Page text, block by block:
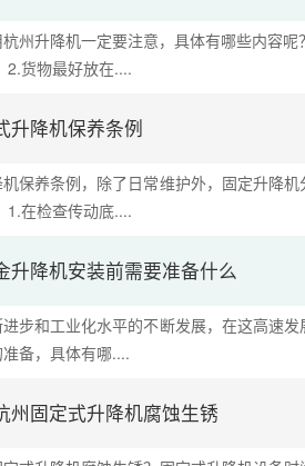
州升降机一定要注意，具体有哪些内容
2.货物最好放在....
升降机保养条例
保养条例，除了日常维护外，固定升降
1.在检查传动底....
升降机安装前需要准备什么
步和工业化水平的不断发展，在这高速
备，具体有哪....
州固定式升降机腐蚀生锈